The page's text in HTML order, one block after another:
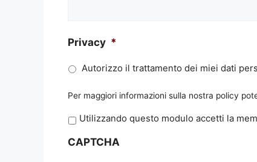
Privacy *
Autorizzo il trattamento dei miei dati
Per maggiori informazioni sulla nostra policy
P
i
Utilizzando questo modulo accetti la
CAPTCHA